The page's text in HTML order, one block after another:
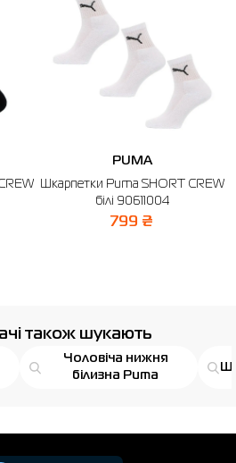
PUMA
Шкарпетки Puma SHORT CREW
білі 90611004
799 ₴
також шукають
Чоловіча нижня
білизна Puma